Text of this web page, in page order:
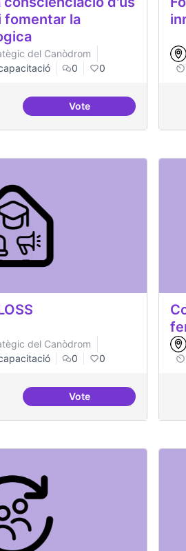
fomentar la
del Canòdrom
0 0
VoteFormacions en la
del Canòdrom
0 0
VoteSensibilització FLOSS